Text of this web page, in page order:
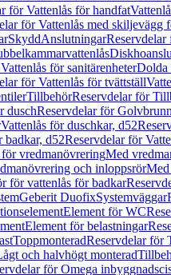
för Vattenlås för handfat
för Vattenlås med skiljevägg
SkyddAnslutningar
för sanitärenheterDolda
för Vattenlås för tvättställ
TillbehörReservdelar för
duschReservdelar för
Vattenlås för duschkar, d52
badkar, d52Reservdelar för
vredmanövreringMed
och inloppsrör
för vattenlås för badkar
Geberit DuofixSystemväggar
Element för WC
Element för belastningar
ToppmonteradReservdelar för
och halvhögt monterad
för Omega